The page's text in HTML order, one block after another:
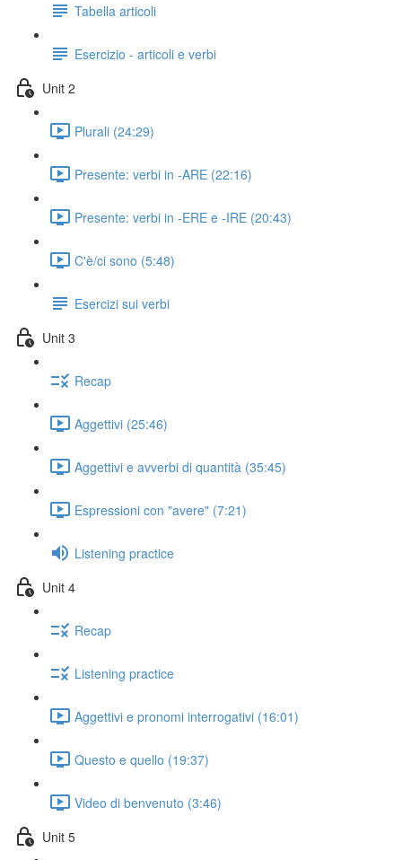
Tabella articoli
Esercizio - articoli e verbi
Unit 2
Plurali (24:29)
Presente: verbi in -ARE (22:16)
Presente: verbi in -ERE e -IRE (20:43)
C'è/ci sono (5:48)
Esercizi sui verbi
Unit 3
Recap
Aggettivi (25:46)
Aggettivi e avverbi di quantità (35:45)
Espressioni con "avere" (7:21)
Listening practice
Unit 4
Recap
Listening practice
Aggettivi e pronomi interrogativi (16:01)
Questo e quello (19:37)
Video di benvenuto (3:46)
Unit 5